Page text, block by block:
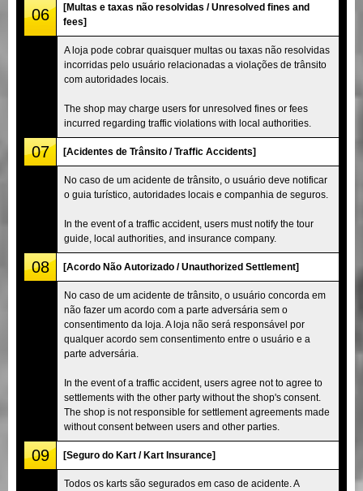
06
[Multas e taxas não resolvidas / Unresolved fines and
fees]
A loja pode cobrar quaisquer multas ou taxas não resolvidas
incorridas pelo usuário relacionadas a violações de trânsito
com autoridades locais.
The shop may charge users for unresolved fines or fees
incurred regarding traffic violations with local authorities.
07 [Acidentes de Trânsito / Traffic Accidents]
No caso de um acidente de trânsito, o usuário deve notificar
o guia turístico, autoridades locais e companhia de seguros.
In the event of a traffic accident, users must notify the tour
guide, local authorities, and insurance company.
08 [Acordo Não Autorizado / Unauthorized Settlement]
No caso de um acidente de trânsito, o usuário concorda em
não fazer um acordo com a parte adversária sem o
consentimento da loja. A loja não será responsável por
qualquer acordo sem consentimento entre o usuário e a
parte adversária.
In the event of a traffic accident, users agree not to agree to
settlements with the other party without the shop's consent.
The shop is not responsible for settlement agreements made
without consent between users and other parties.
09 [Seguro do Kart / Kart Insurance]
Todos os karts são segurados em caso de acidente. A